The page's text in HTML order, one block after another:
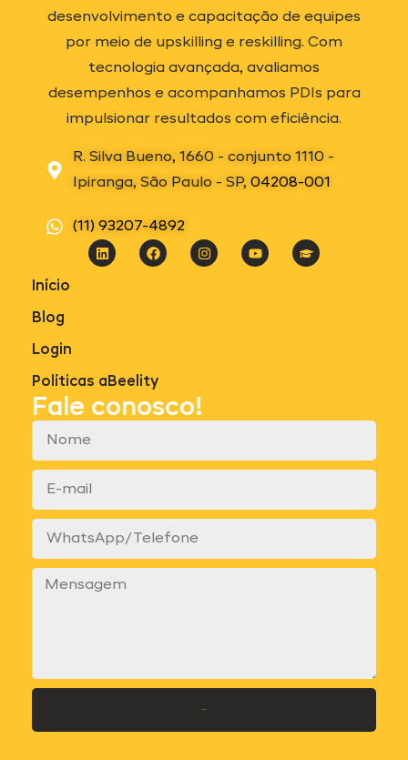
desenvolvimento e capacitação de equipes
por meio de upskilling e reskilling. Com
tecnologia avançada, avaliamos
desempenhos e acompanhamos PDIs para
impulsionar resultados com eficiência.
R. Silva Bueno, 1660 - conjunto 1110 -
Ipiranga, São Paulo - SP, 04208-001
(11) 93207-4892
Início
Blog
Login
Políticas aBeelity
Fale conosco!